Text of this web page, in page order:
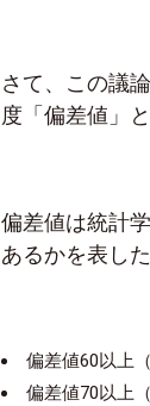
さて、この議
度「偏差値」
偏差値は統計
あるかを表し
偏差値60以上
偏差値70以上